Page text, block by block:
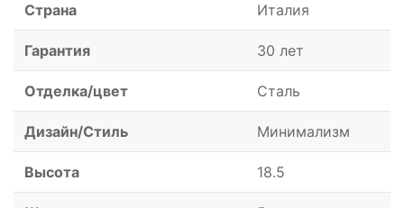
Страна Италия
Гарантия 30 лет
Отделка/цвет Сталь
Дизайн/Стиль Минимализм
Высота 18.5